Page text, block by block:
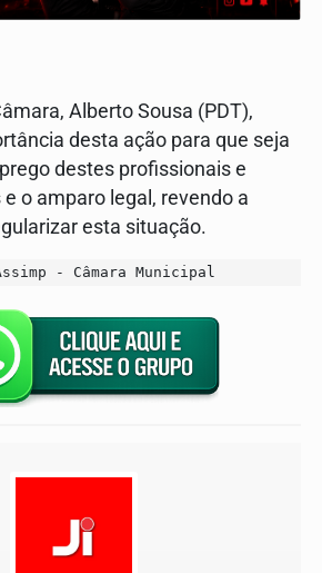
Alberto Sousa (PDT),
desta ação para que seja
destes profissionais e
o amparo legal, revendo a
esta situação.
- Câmara Municipal